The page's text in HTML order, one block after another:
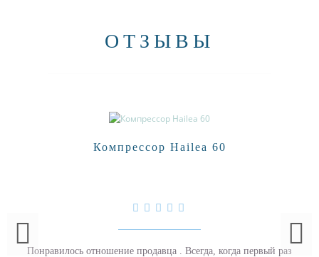
ОТЗЫВЫ
Компрессор Hailea 60
Понравилось отношение продавца . Всегда, когда первый раз